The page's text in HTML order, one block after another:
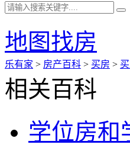
地图找房
乐有家 > 房产百科 > 买房 >
相关百科
学位房和